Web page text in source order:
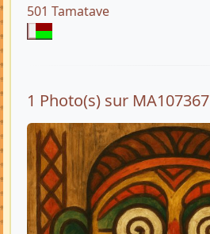
501 Tamatave
1 Photo(s) sur MA107367